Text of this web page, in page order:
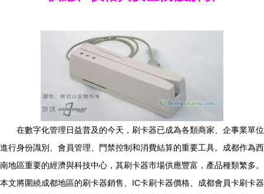
在數字化管理日益普及的今天，刷卡器已成為各類商家、企事業單位
進行身份識別、會員管理、門禁控制和消費結算的重要工具。成都作為西
南地區重要的經濟與科技中心，其刷卡器市場供應豐富，產品種類繁多。
本文將圍繞成都地區的刷卡器銷售、IC卡刷卡器價格、成都會員卡刷卡器